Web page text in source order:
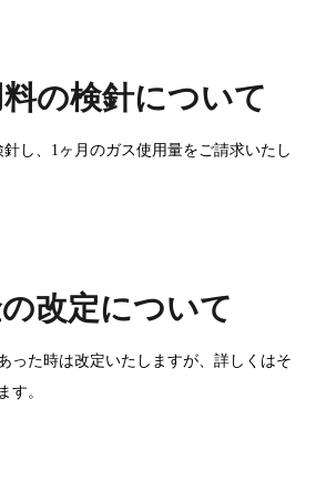
の検針について
し、1ヶ月のガス使用量をご請求いたし
改定について
った時は改定いたしますが、詳しくはそ
す。